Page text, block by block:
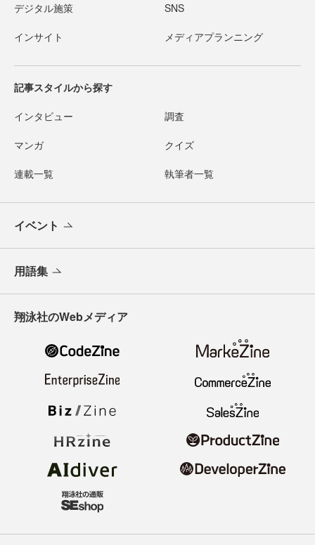
デジタル施策 SNS
インサイト メディアプランニング
記事スタイルから探す
インタビュー 調査
マンガ クイズ
連載一覧 執筆者一覧
イベント
用語集
翔泳社のWebメディア